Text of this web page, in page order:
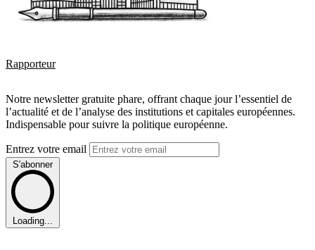
Rapporteur
Notre newsletter gratuite phare, offrant chaque jour l’essentiel de
l’actualité et de l’analyse des institutions et capitales européennes.
Indispensable pour suivre la politique européenne.
Entrez votre email
S'abonner
Loading...